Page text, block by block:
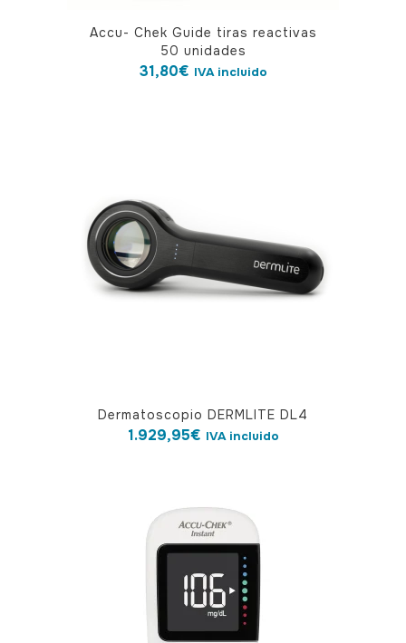
Accu- Chek Guide tiras reactivas
50 unidades
31,80€ IVA incluido
Dermatoscopio DERMLITE DL4
1.929,95€ IVA incluido